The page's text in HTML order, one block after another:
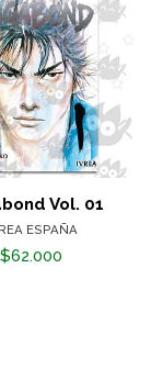
Vol. 01
ESPAÑA
$62.000